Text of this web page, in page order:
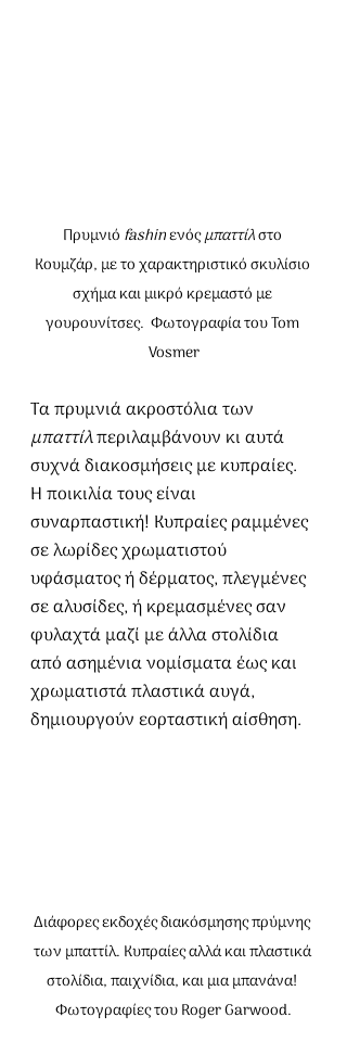
Πρυμνιό fashin ενός μπαττίλ στο
Κουμζάρ, με το χαρακτηριστικό σκυλίσιο
σχήμα και μικρό κρεμαστό με
γουρουνίτσες.  Φωτογραφία του Tom
Vosmer
Τα πρυμνιά ακροστόλια των
μπαττίλ περιλαμβάνουν κι αυτά
συχνά διακοσμήσεις με κυπραίες.
Η ποικιλία τους είναι
συναρπαστική! Κυπραίες ραμμένες
σε λωρίδες χρωματιστού
υφάσματος ή δέρματος, πλεγμένες
σε αλυσίδες, ή κρεμασμένες σαν
φυλαχτά μαζί με άλλα στολίδια
από ασημένια νομίσματα έως και
χρωματιστά πλαστικά αυγά,
δημιουργούν εορταστική αίσθηση.
Διάφορες εκδοχές διακόσμησης πρύμνης
των μπαττίλ. Kυπραίες αλλά και πλαστικά
στολίδια, παιχνίδια, και μια μπανάνα!
Φωτογραφίες του Roger Garwood.